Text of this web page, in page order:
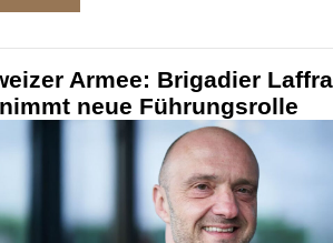
Armee: Brigadier
neue Führungsrolle